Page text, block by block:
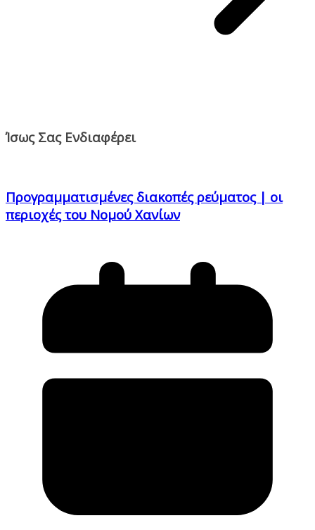
Ίσως Σας Ενδιαφέρει
Προγραμματισμένες διακοπές ρεύματος | οι
περιοχές του Νομού Χανίων